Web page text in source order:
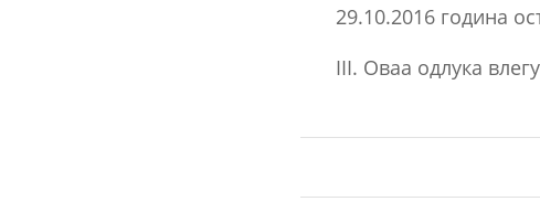
29.10.2016 година
III. Оваа одлука